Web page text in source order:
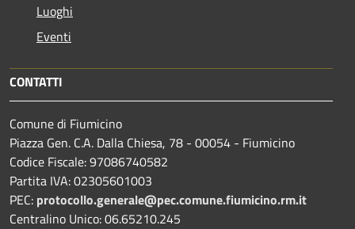
Luoghi
Eventi
CONTATTI
Comune di Fiumicino
Piazza Gen. C.A. Dalla Chiesa, 78 - 00054 - Fiumicino
Codice Fiscale: 97086740582
Partita IVA: 02305601003
PEC: protocollo.generale@pec.comune.fiumicino.rm.it
Centralino Unico: 06.65210.245